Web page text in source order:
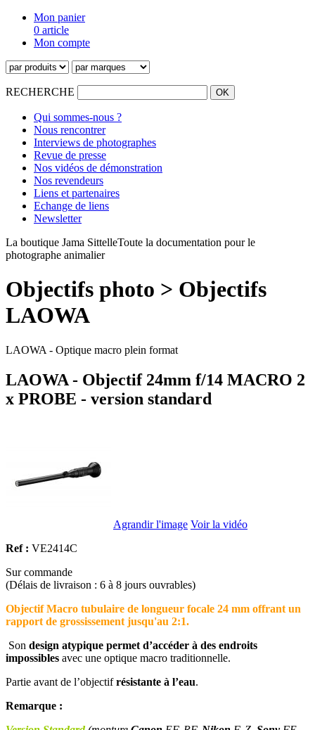
Mon panier
0 article
Mon compte
RECHERCHE
Qui sommes-nous ?
Nous rencontrer
Interviews de photographes
Revue de presse
Nos vidéos de démonstration
Nos revendeurs
Liens et partenaires
Echange de liens
Newsletter
La boutique Jama SittelleToute la documentation pour le
photographe animalier
Objectifs photo > Objectifs
LAOWA
LAOWA - Optique macro plein format
LAOWA - Objectif 24mm f/14 MACRO 2
x PROBE - version standard
Agrandir l'image Voir la vidéo
Ref : VE2414C
Sur commande
(Délais de livraison : 6 à 8 jours ouvrables)
Objectif Macro tubulaire de longueur focale 24 mm offrant un
rapport de grossissement jusqu'au 2:1.
Son design atypique permet d’accéder à des endroits
impossibles avec une optique macro traditionnelle.
Partie avant de l’objectifrésistante à l’eau.
Remarque :